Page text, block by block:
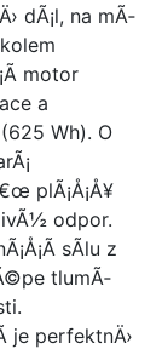
dÃ¡l, na mÃ­
motor
a
Wh). O
plÃ¡Å¡Å¥
odpor.
sÃ­lu z
tlumÃ­
je perfektnÄ›